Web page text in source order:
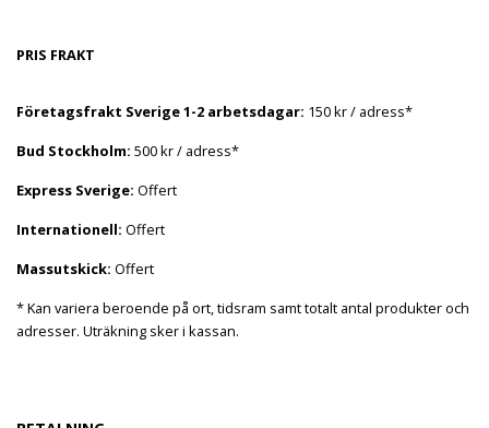
PRIS FRAKT
Företagsfrakt Sverige 1-2 arbetsdagar: 150 kr / adress*
Bud Stockholm: 500 kr / adress*
Express Sverige: Offert
Internationell: Offert
Massutskick: Offert
* Kan variera beroende på ort, tidsram samt totalt antal produkter och
adresser. Uträkning sker i kassan.